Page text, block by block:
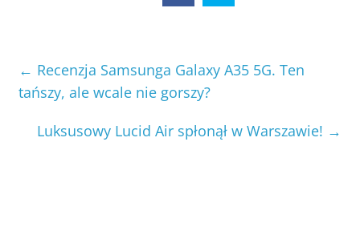
← Recenzja Samsunga Galaxy A35 5G. Ten
tańszy, ale wcale nie gorszy?
Luksusowy Lucid Air spłonął w Warszawie! →